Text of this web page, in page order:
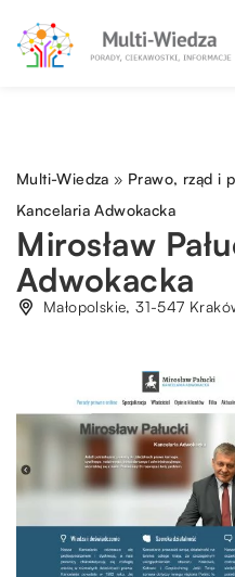
Multi-Wiedza » Prawo, rząd i
Kancelaria Adwokacka
Mirosław
Adwokacka
Małopolskie, 31-547